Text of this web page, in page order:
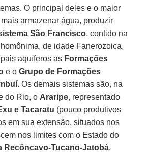
O principal deles e o maior
mais armazenar água, produzir
São Francisco, contido na
de idade Fanerozoica,
aquíferos as Formações
e oGrupo de Formações
. Os demais sistemas são, na
do Rio, o Araripe, representado
e Tacaratu (pouco produtivos
em sua extensão, situados nos
nos limites com o Estado do
Recôncavo-Tucano-Jatobá,